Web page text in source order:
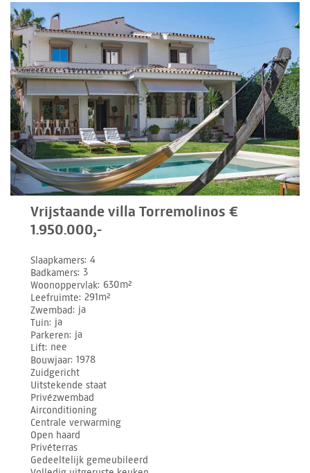
Vrijstaande villa Torremolinos €
1.950.000,-
Slaapkamers 4
Badkamers 3
Woonoppervlak 630m²
Leefruimte 291m²
Zwembad ja
Tuin ja
Parkeren ja
Lift nee
Bouwjaar 1978
Zuidgericht
Uitstekende staat
Privézwembad
Airconditioning
Centrale verwarming
Open haard
Privéterras
Gedeeltelijk gemeubileerd